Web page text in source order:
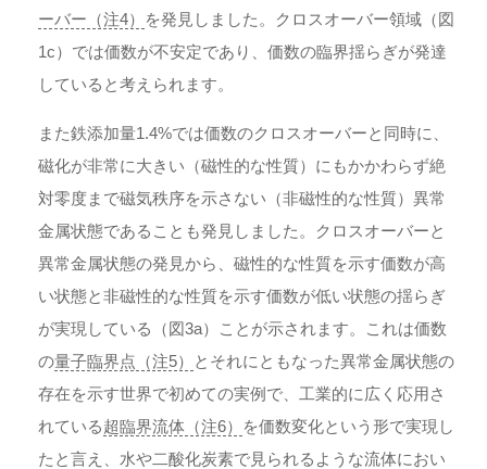
ーバー（注4）
を発見しました。クロスオーバー領域（図
1c）では価数が不安定であり、価数の臨界揺らぎが発達
していると考えられます。
また鉄添加量1.4%では価数のクロスオーバーと同時に、
磁化が非常に大きい（磁性的な性質）にもかかわらず絶
対零度まで磁気秩序を示さない（非磁性的な性質）異常
金属状態であることも発見しました。クロスオーバーと
異常金属状態の発見から、磁性的な性質を示す価数が高
い状態と非磁性的な性質を示す価数が低い状態の揺らぎ
が実現している（図3a）ことが示されます。これは価数
の量子臨界点（注5）
とそれにともなった異常金属状態の
存在を示す世界で初めての実例で、工業的に広く応用さ
れている超臨界流体（注6）
を価数変化という形で実現し
たと言え、水や二酸化炭素で見られるような流体におい